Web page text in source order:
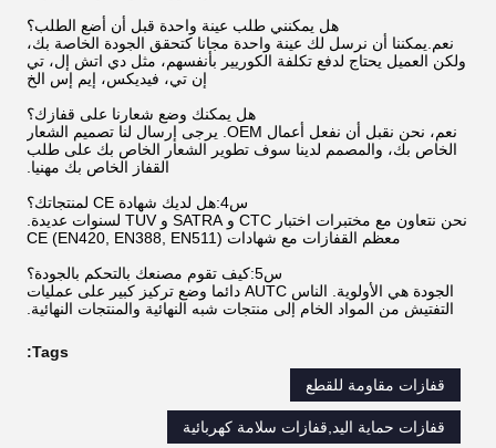
هل يمكنني طلب عينة واحدة قبل أن أضع الطلب؟
نعم.يمكننا أن نرسل لك عينة واحدة مجانا كتحقق الجودة الخاصة بك،
ولكن العميل يحتاج لدفع تكلفة الكوريير بأنفسهم، مثل دي اتش إل، تي
إن تي، فيديكس، إيم إس الخ
هل يمكنك وضع شعارنا على قفازك؟
نعم، نحن نقبل أن نفعل أعمال OEM. يرجى إرسال لنا تصميم الشعار
الخاص بك، والمصمم لدينا سوف تطوير الشعار الخاص بك على طلب
القفاز الخاص بك مهنيا.
س4:هل لديك شهادة CE لمنتجاتك؟
نحن نتعاون مع مختبرات اختبار CTC و SATRA و TUV لسنوات عديدة.
معظم القفازات مع شهادات CE (EN420, EN388, EN511)
س5:كيف تقوم مصنعك بالتحكم بالجودة؟
الجودة هي الأولوية. الناس AUTC دائما وضع تركيز كبير على عمليات
التفتيش من المواد الخام إلى منتجات شبه النهائية والمنتجات النهائية.
Tags:
قفازات مقاومة للقطع
قفازات حماية اليد,قفازات سلامة كهربائية